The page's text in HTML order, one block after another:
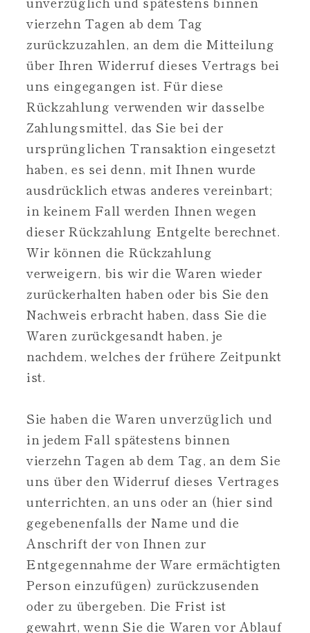
vierzehn Tagen ab dem Tag
zurückzuzahlen, an dem die Mitteilung
über Ihren Widerruf dieses Vertrags bei
uns eingegangen ist. Für diese
Rückzahlung verwenden wir dasselbe
Zahlungsmittel, das Sie bei der
ursprünglichen Transaktion eingesetzt
haben, es sei denn, mit Ihnen wurde
ausdrücklich etwas anderes vereinbart;
in keinem Fall werden Ihnen wegen
dieser Rückzahlung Entgelte berechnet.
Wir können die Rückzahlung
verweigern, bis wir die Waren wieder
zurückerhalten haben oder bis Sie den
Nachweis erbracht haben, dass Sie die
Waren zurückgesandt haben, je
nachdem, welches der frühere Zeitpunkt
ist.
Sie haben die Waren unverzüglich und
in jedem Fall spätestens binnen
vierzehn Tagen ab dem Tag, an dem Sie
uns über den Widerruf dieses Vertrages
unterrichten, an uns oder an (hier sind
gegebenenfalls der Name und die
Anschrift der von Ihnen zur
Entgegennahme der Ware ermächtigten
Person einzufügen) zurückzusenden
oder zu übergeben. Die Frist ist
gewahrt, wenn Sie die Waren vor Ablauf